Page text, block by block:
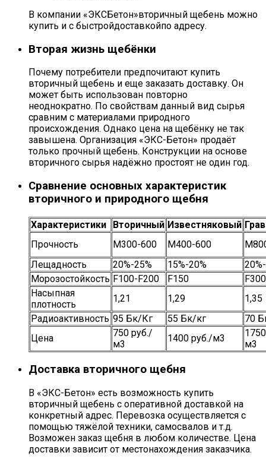
В компании «ЭКСБетон»вторичный щебень можно
купить и с быстройдоставкойпо адресу.
Вторая жизнь щебёнки
Почему потребители предпочитают купить
вторичный щебень и еще заказать доставку. Он
может быть использован повторно
неоднократно. По свойствам данный вид сырья
сравним с материалами природного
происхождения. Однако цена на щебёнку не так
завышена. Организация «ЭКС-Бетон» продаёт
только прочный щебень. Конструкции на основе
вторичного сырья надёжно простоят не один год.
Сравнение основных характеристик
вторичного и природного щебня
Характеристики Вторичный Известняковый
Прочность
М300-600 М400-600
Лещадность
20%-25% 15%-20%
Морозостойкость F100-F200 F150
F300
Насыпная
плотность
1,21 1,29
1,35
Радиоактивность 95 Бк/Кг 55 Бк/кг
70
Цена
750 руб./
м3
1400 руб./м3
м3
Доставка вторичного щебня
В «ЭКС-Бетон» есть возможность купить
вторичный щебень с оперативной доставкой на
конкретный адрес. Перевозка осуществляется с
помощью тяжёлой техники, самосвалов и т.д.
Возможен заказ щебня в любом количестве. Цена
доставки зависит от местонахождения заказчика.